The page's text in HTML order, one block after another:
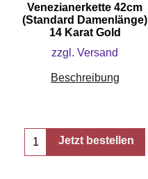
Venezianerkette 42cm
(Standard Damenlänge)
14 Karat Gold
zzgl. Versand
Beschreibung
Jetzt bestellen